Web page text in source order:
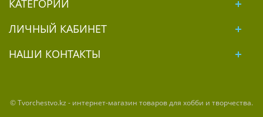
КАТЕГОРИИ
ЛИЧНЫЙ КАБИНЕТ
НАШИ КОНТАКТЫ
© Tvorchestvo.kz - интернет-магазин товаров для хобби и творчества.